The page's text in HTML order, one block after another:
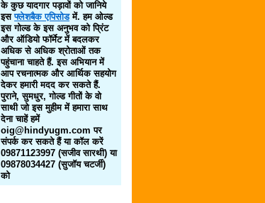
के कुछ यादगार पड़ावों को जानिये
इसफ्लेशबैक एपिसोडमें. हम ओल्ड
इस गोल्ड के इस अनुभव को प्रिंट
और ऑडियो फॉर्मेट में बदलकर
अधिक से अधिक श्रोताओं तक
पहुंचाना चाहते हैं. इस अभियान में
आप रचनात्मक और आर्थिक सहयोग
देकर हमारी मदद कर सकते हैं.
पुराने, सुमधुर, गोल्ड गीतों के वो
साथी जो इस मुहीम में हमारा साथ
देना चाहें हमें
oig@hindyugm.com पर
संपर्क कर सकते हैं या कॉल करें
09871123997 (सजीव सारथी) या
09878034427 (सुजॉय चटर्जी)
को